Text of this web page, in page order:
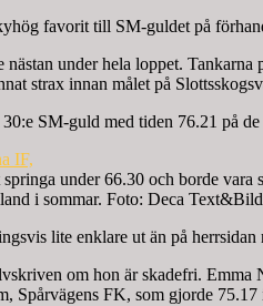
favorit till SM-guldet på
under hela loppet.
strax innan målet på
SM-guld med tiden 76.21 på
under 66.30 och borde vara
i sommar. Foto: Deca Text&Bild
lite enklare ut än på
om hon är skadefri.
Spårvägens FK, som gjorde